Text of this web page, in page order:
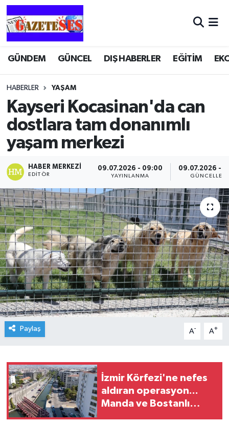
GÜNDEM GÜNCEL DIŞ HABERLER EĞİTİM
HABERLER YAŞAM
Kayseri Kocasinan'da can
dostlara tam donanımlı
yaşam merkezi
HABER MERKEZI
EDITÖR
09.07.2026 - 09:00
YAYINLANMA
09.07.2026 -
Paylaş A- A+
İzmir Körfezi'ne nefes
aldıran operasyon...
Manda ve Bostanlı